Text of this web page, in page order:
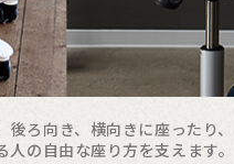
ろ向き、横向きに座ったり、
の自由な座り方を支えます。